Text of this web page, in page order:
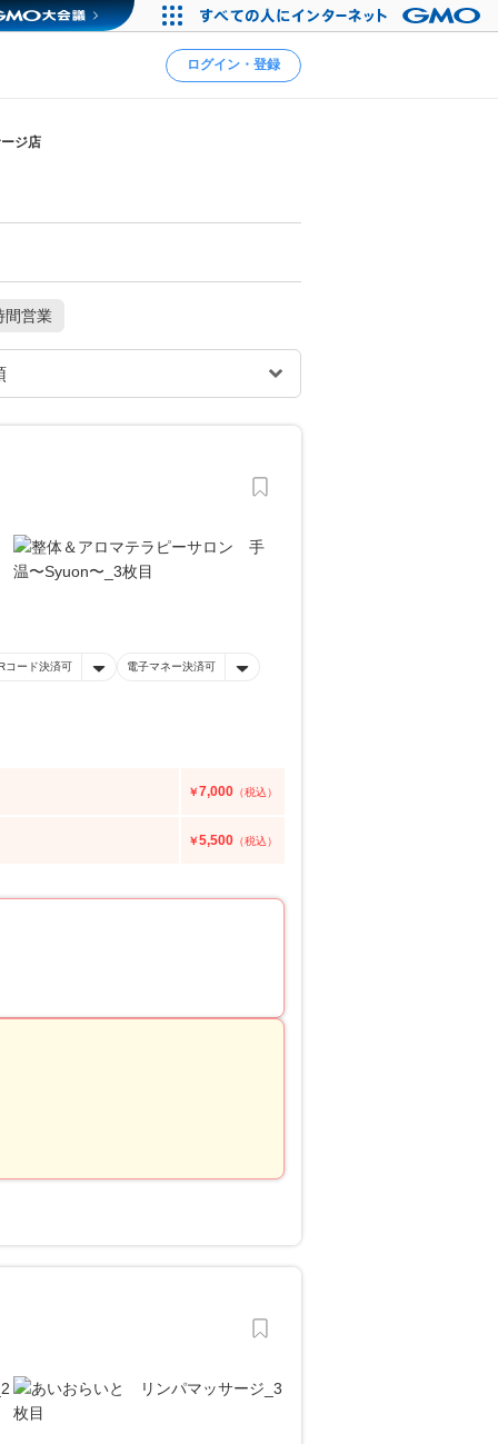
ログイン・登録
ジ店
間営業
コード決済可 電子マネー決済可
￥7,000 （税込）
￥5,500 （税込）